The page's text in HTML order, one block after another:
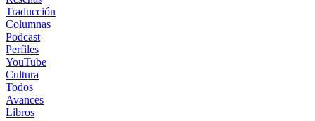
Traducción
Columnas
Podcast
Perfiles
YouTube
Cultura
Todos
Avances
Libros